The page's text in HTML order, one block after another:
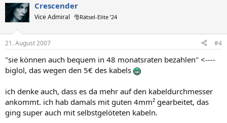
Crescender
Vice Admiral 🎅Rätsel-Elite ’24
21. August 2007 #4
"sie können auch bequem in 48 monatsraten bezahlen" <----
biglol, das wegen den 5€ des kabels
ich denke auch, dass es da mehr auf den kabeldurchmesser
ankommt. ich hab damals mit guten 4mm² gearbeitet, das
ging super auch mit selbstgelöteten kabeln.